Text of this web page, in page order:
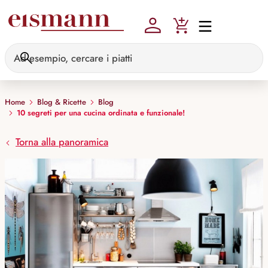
Home Blog & Ricette
Blog
10 segreti per una cucina ordinata e funzionale!
Torna alla panoramica